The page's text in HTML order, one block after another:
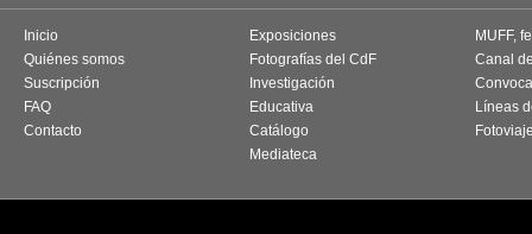
Inicio
Quiénes somos
Suscripción
FAQ
Contacto
Exposiciones
Fotografías del CdF
Investigación
Educativa
Catálogo
Mediateca
MUFF,
Canal
Líneas